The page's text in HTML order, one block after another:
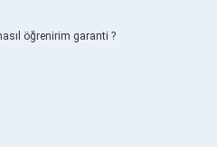
öğrenirim garanti ?